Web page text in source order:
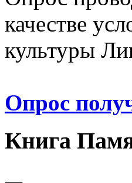
качестве
культуры
Опрос
Книга